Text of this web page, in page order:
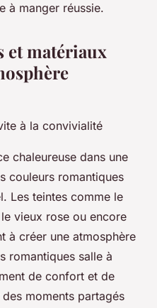
à manger réussie.
et matériaux
à la convivialité
chaleureuse dans une
couleurs romantiques
Les teintes comme le
vieux rose ou encore
à créer une atmosphère
romantiques salle à
de confort et de
moments partagés